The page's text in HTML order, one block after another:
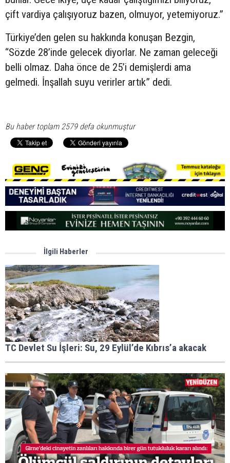
çift vardiya çalışıyoruz bazen, olmuyor, yetemiyoruz.”
Türkiye’den gelen su hakkında konuşan Bezgin,
“Sözde 28’inde gelecek diyorlar. Ne zaman geleceği
belli olmaz. Daha önce de 25’i demişlerdi ama
gelmedi. İnşallah suyu verirler artık” dedi.
Bu haber toplam 2579 defa okunmuştur
İlgili Haberler
TC Devlet Su İşleri: Su, 29 Eylül’de Kıbrıs’a akacak